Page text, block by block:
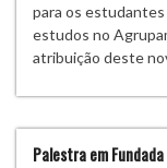
para os
estudos no
atribuição deste
Palestra em